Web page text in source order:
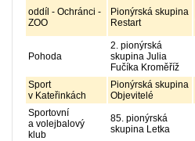
oddíl - Ochránci -
ZOO
Pionýrská skupina
Restart
Pohoda
2. pionýrská
skupina Julia
Fučíka Kroměříž
Sport
v Kateřinkách
Pionýrská skupina
Objevitelé
Sportovní
a volejbalový
klub
85. pionýrská
skupina Letka